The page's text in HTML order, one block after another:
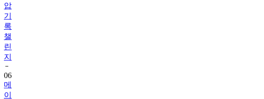
압
기
록
챌
린
지
06
메
이